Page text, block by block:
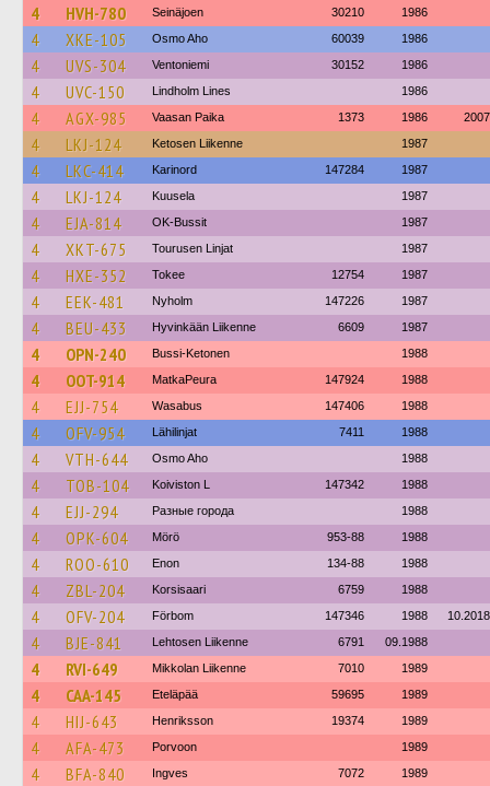
4 HVH-780 Seinäjoen 30210 1986
4 XKE-105 Osmo Aho 60039 1986
4 UVS-304 Ventoniemi 30152 1986
4 UVC-150 Lindholm Lines 1986
4 AGX-985 Vaasan Paika 1373 1986 2007
4 LKJ-124 Ketosen Liikenne 1987
4 LKC-414 Karinord 147284 1987
4 LKJ-124 Kuusela 1987
4 EJA-814 OK-Bussit 1987
4 XKT-675 Tourusen Linjat 1987
4 HXE-352 Tokee 12754 1987
4 EEK-481 Nyholm 147226 1987
4 BEU-433 Hyvinkään Liikenne 6609 1987
4 OPN-240 Bussi-Ketonen 1988
4 OOT-914 MatkaPeura 147924 1988
4 EJJ-754 Wasabus 147406 1988
4 OFV-954 Lähilinjat 7411 1988
4 VTH-644 Osmo Aho 1988
4 TOB-104 Koiviston L 147342 1988
4 EJJ-294 Разные города 1988
4 OPK-604 Mörö 953-88 1988
4 ROO-610 Enon 134-88 1988
4 ZBL-204 Korsisaari 6759 1988
4 OFV-204 Förbom 147346 1988 10.2018
4 BJE-841 Lehtosen Liikenne 6791 09.1988
4 RVI-649 Mikkolan Liikenne 7010 1989
4 CAA-145 Eteläpää 59695 1989
4 HIJ-643 Henriksson 19374 1989
4 AFA-473 Porvoon 1989
4 BFA-840 Ingves 7072 1989